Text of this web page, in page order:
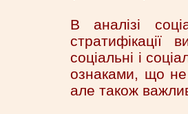
В аналізі
стратифікації
соціальні і
ознаками, що
але також